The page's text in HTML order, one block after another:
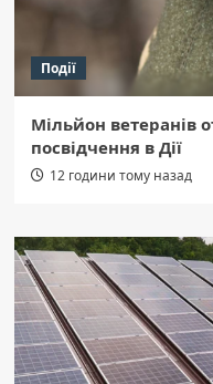
Події
Мільйон ветеранів
посвідчення в Дії
12 години тому назад